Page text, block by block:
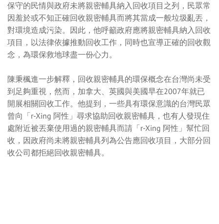
保守的民情與政府未將親密輔具納入回收項目之列，民眾常
因羞於或不知正確回收親密輔具而將其當成一般垃圾亂丟，
對環境造成污染。因此，他呼籲政府應將親密輔具納入回收
項目，以法律依據推動回收工作，同時也宣導正確的回收觀
念，為環保救地球盡一份心力。
陳秉楓進一步解釋，回收親密輔具的環保概念在台灣尚未受
到足夠重視，然而，加拿大、英國與美國早在2007年就已
開展相關回收工作。他提到，一些具有環保意識的台灣民眾
曾向「r-Xing 阿性」尋求協助回收親密輔具，也有人發現住
處附近被丟棄使用過的親密輔具而請「r-Xing 阿性」幫忙回
收，因政府尚未將親密輔具列為公告應回收項目，大部分回
收公司都拒絕回收親密輔具。